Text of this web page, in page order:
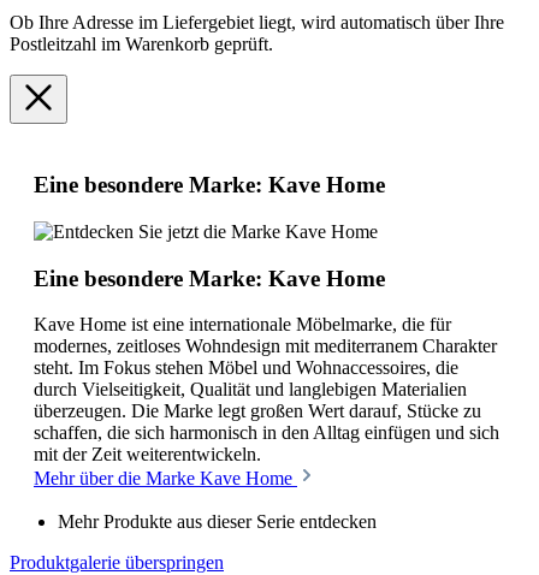
Ob Ihre Adresse im Liefergebiet liegt, wird automatisch über Ihre
Postleitzahl im Warenkorb geprüft.
Eine besondere Marke: Kave Home
Eine besondere Marke: Kave Home
Kave Home ist eine internationale Möbelmarke, die für
modernes, zeitloses Wohndesign mit mediterranem Charakter
steht. Im Fokus stehen Möbel und Wohnaccessoires, die
durch Vielseitigkeit, Qualität und langlebigen Materialien
überzeugen. Die Marke legt großen Wert darauf, Stücke zu
schaffen, die sich harmonisch in den Alltag einfügen und sich
mit der Zeit weiterentwickeln.
Mehr über die Marke Kave Home
Mehr Produkte aus dieser Serie entdecken
Produktgalerie überspringen